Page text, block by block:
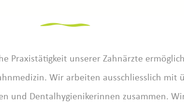
Praxistätigkeit unserer Zahnärzte
Wir arbeiten ausschliesslich mit
und Dentalhygienikerinnen zusammen.